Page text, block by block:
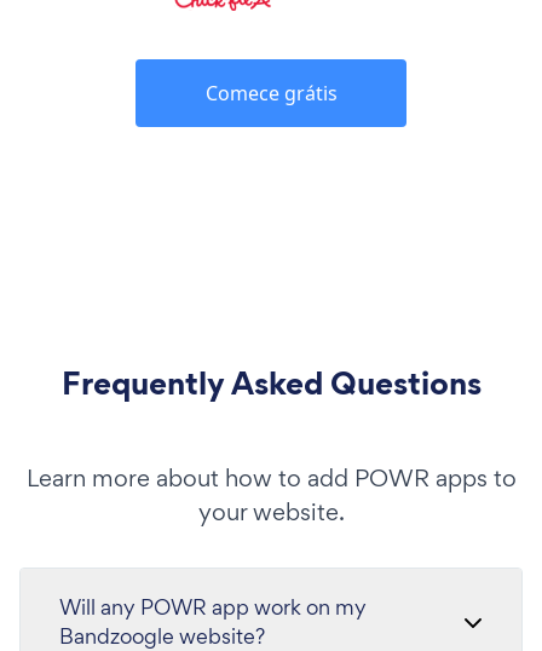
Comece grátis
Frequently Asked Questions
Learn more about how to add POWR apps to
your website.
Will any POWR app work on my
Bandzoogle website?